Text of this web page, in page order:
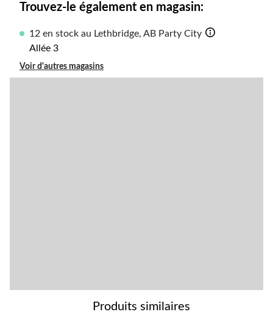
Trouvez-le également en magasin:
12 en stock au Lethbridge, AB Party City
Allée 3
Voir d'autres magasins
Produits similaires